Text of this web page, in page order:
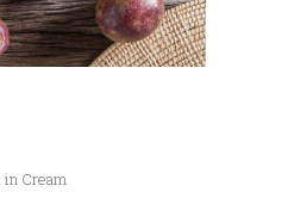
in Cream